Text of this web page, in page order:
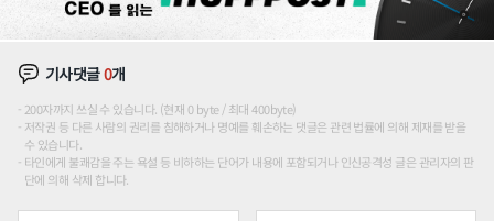
기사댓글0개
200자까지 쓰실 수 있습니다. (현재 0 byte / 최대 400byte)
저작권 등 다른 사람의 권리를 침해하거나 명예를 훼손하는 댓글은 관련 법률에 의해 제재를 받을
수 있습니다.
타인에게 불쾌감을 주는 욕설 등 비하하는 단어가 내용에 포함되거나 인신공격성 글은 관리자의 판
단에 의해 삭제 합니다.